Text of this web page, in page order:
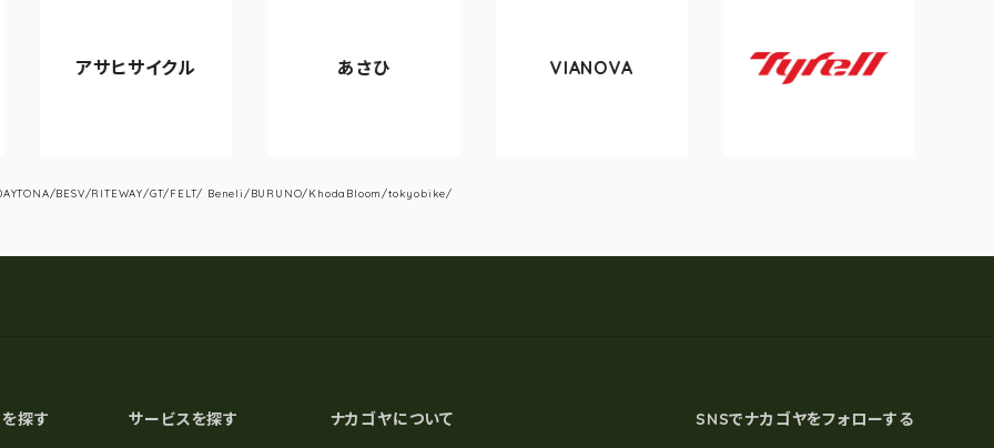
アサヒサイクル あさひ VIANOVA
Tyrell
BESV/RITEWAY/GT/FELT/ Beneli/BURUNO/KhodaBloom/tokyobike/
探す サービスを探す ナカゴヤについて SNSでナカゴヤをフォローする